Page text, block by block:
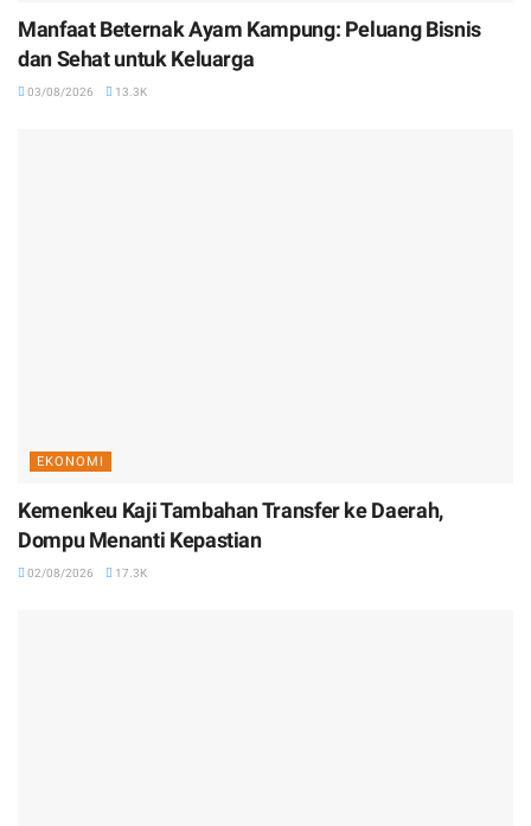
Manfaat Beternak Ayam Kampung: Peluang Bisnis
dan Sehat untuk Keluarga
03/08/2026 13.3K
EKONOMI
Kemenkeu Kaji Tambahan Transfer ke Daerah,
Dompu Menanti Kepastian
02/08/2026 17.3K